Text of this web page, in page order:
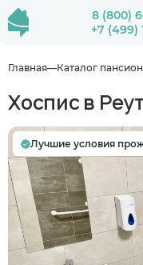
8 (800)
+7 (499)
Главная Каталог
Хоспис в
Лучшие условия